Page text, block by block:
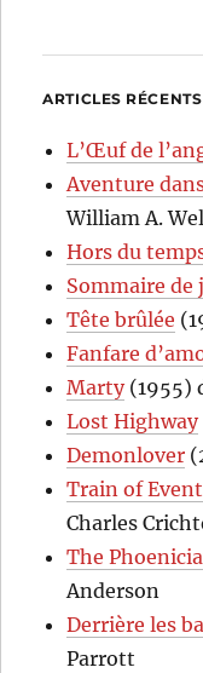
ARTICLES RÉCENTS
L’Œuf de
Aventure
William A.
Hors du
Sommaire
Tête brûlée
Fanfare
Marty(1955)
Lost Highway
Demonlover
Train of
Charles
The
Anderson
Derrière les
Parrott